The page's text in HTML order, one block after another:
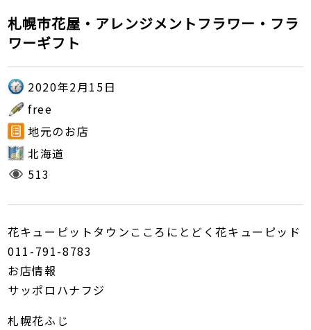
札幌市花屋・アレンジメントフラワー・フラ
ワーギフト
2020年2月15日
free
地元のお店
北海道
513
花キューピットタウンこころにとどく花キューピッド
011-791-8783
お店情報
サッポロハナフジ
札幌花ふじ